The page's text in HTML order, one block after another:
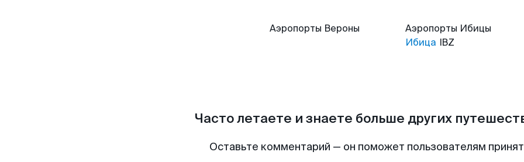
Аэропорты Вероны Аэропорты Ибицы
Ибица IBZ
Часто летаете и знаете больше других
Оставьте комментарий — он поможет пользователям